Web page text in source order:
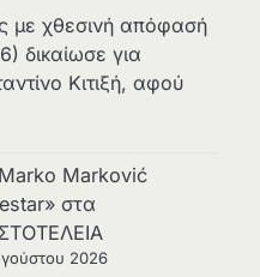
με χθεσινή απόφασή
δικαίωσε για
Κιτιξή, αφού
Marković
στα
2026